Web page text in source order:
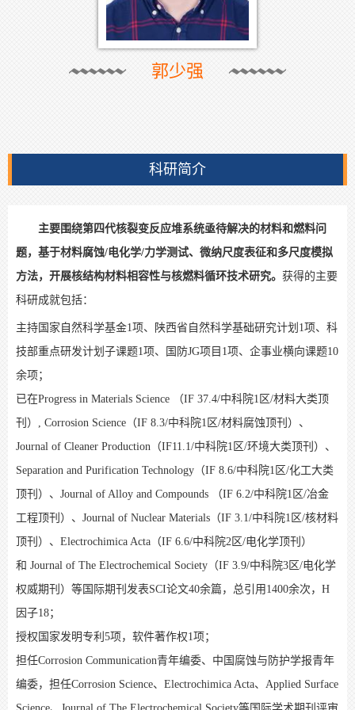
郭少强
科研简介
主要围绕第四代核裂变反应堆系统亟待解决的材料和燃料问
题，基于材料腐蚀/电化学/力学测试、微纳尺度表征和多尺度模拟
方法，开展核结构材料相容性与核燃料循环技术研究。 获得的主要
科研成就包括：
主持国家自然科学基金1项、陕西省自然科学基础研究计划1项、科
技部重点研发计划子课题1项、国防JG项目1项、企事业横向课题10
余项；
已在Progress in Materials Science （IF 37.4/中科院1区/材料大类顶
刊）, Corrosion Science（IF 8.3/中科院1区/材料腐蚀顶刊）、
Journal of Cleaner Production（IF11.1/中科院1区/环境大类顶刊）、
Separation and Purification Technology（IF 8.6/中科院1区/化工大类
顶刊）、Journal of Alloy and Compounds （IF 6.2/中科院1区/冶金
工程顶刊）、Journal of Nuclear Materials（IF 3.1/中科院1区/核材料
顶刊）、Electrochimica Acta（IF 6.6/中科院2区/电化学顶刊）
和 Journal of The Electrochemical Society（IF 3.9/中科院3区/电化学
权威期刊）等国际期刊发表SCI论文40余篇，总引用1400余次，H
因子18；
授权国家发明专利5项，软件著作权1项；
担任Corrosion Communication青年编委、中国腐蚀与防护学报青年
编委，担任Corrosion Science、Electrochimica Acta、Applied Surface